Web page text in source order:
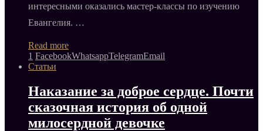
интересными оказались мастер-классы по изучению
Евангелия. …
Read more
1 FacebookWhatsappTelegramEmail
Статьи
Наказание за доброе сердце. Почти
сказочная история об одной
милосердной девочке